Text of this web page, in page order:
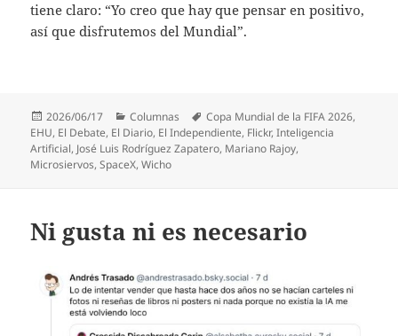
tiene claro: “Yo creo que hay que pensar en positivo,
así que disfrutemos del Mundial”.
Publicado
el
2026/06/17 Categorías
Columnas Etiquetas
Copa Mundial de la FIFA 2026,
EHU, El Debate, El Diario, El Independiente, Flickr,Inteligencia
Artificial, José Luis Rodríguez Zapatero, Mariano Rajoy,
Microsiervos,SpaceX,Wicho
Ni gusta ni es necesario